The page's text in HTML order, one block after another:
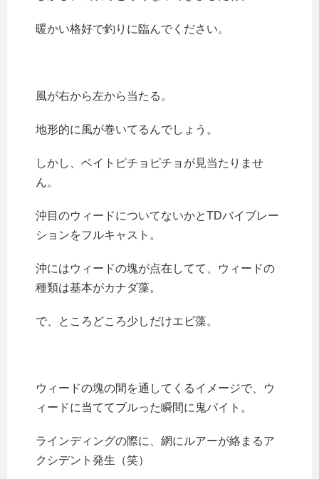
暖かい格好で釣りに臨んでください。
風が右から左から当たる。
地形的に風が巻いてるんでしょう。
しかし、ベイトピチョピチョが見当たりませ
ん。
沖目のウィードについてないかとTDバイブレー
ションをフルキャスト。
沖にはウィードの塊が点在してて、ウィードの
種類は基本がカナダ藻。
で、ところどころ少しだけエビ藻。
ウィードの塊の間を通してくるイメージで、ウ
ィードに当ててブルった瞬間に鬼バイト。
ラインディングの際に、網にルアーが絡まるア
クシデント発生（笑）